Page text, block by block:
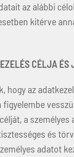
az alábbi
kitérve
CÉLJA ÉS
hogy az
figyelembe
a
és
adatot